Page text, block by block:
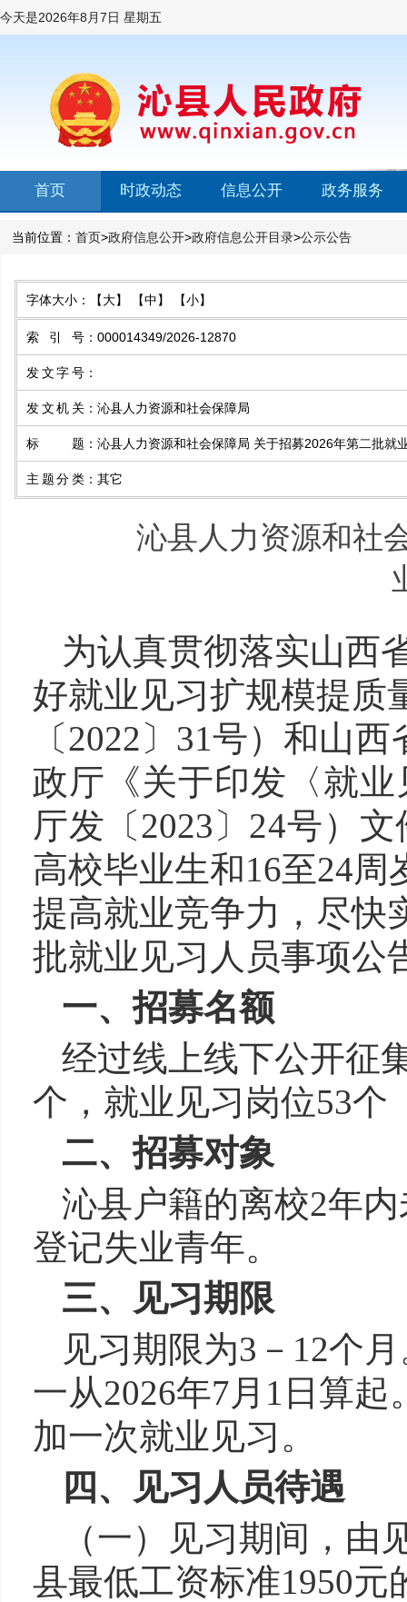
今天是2026年8月7日 星期五
首页 时政动态 信息公开 政务服务
当前位置： 首页>政府信息公开>政府信息公开目录>公示公告
字体大小： 【大】 【中】 【小】
索引号 ： 000014349/2026-12870
发文字号 ：
发文机关 ： 沁县人力资源和社会保障局
标题 ： 沁县人力资源和社会保障局 关于招募2026年第二批就
主题分类 ： 其它
沁县人力资源和社
为认真贯彻落实山西
好就业见习扩规模提质
〔2022〕31号） 和山西
政厅《关于印发〈就
厅发 〔2023 〕 24号） 文
高校毕业生和16至24周
提高就业竞争力，尽快
批就业见习人员事项公
一、招募名额
经过线上线下公开征
个 ， 就业见习岗位53个
二、招募对象
沁县户籍的离校2年
登记失业青年。
三、
见习期限
见习期限为3－12个月
一从2026年7月1日算起
加一次就业见习。
四、见习人员待遇
（一）
见习期间，由
县最低工资标准1950元